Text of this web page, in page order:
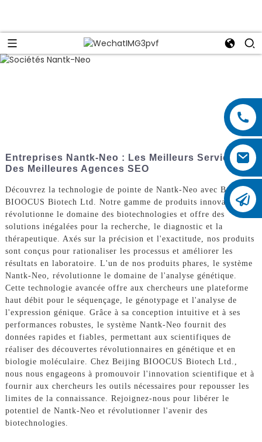
Entreprises Nantk-Neo : Les Meilleurs Services
Des Meilleures Agences SEO
Découvrez la technologie de pointe de Nantk-Neo avec Beijing
BIOOCUS Biotech Ltd. Notre gamme de produits innovants
révolutionne le domaine des biotechnologies et offre des
solutions inégalées pour la recherche, le diagnostic et la
thérapeutique. Axés sur la précision et l'exactitude, nos produits
sont conçus pour rationaliser les processus et améliorer les
résultats en laboratoire. L'un de nos produits phares, le système
Nantk-Neo, révolutionne le domaine de l'analyse génétique.
Cette technologie avancée offre aux chercheurs une plateforme
haut débit pour le séquençage, le génotypage et l'analyse de
l'expression génique. Grâce à sa conception intuitive et à ses
performances robustes, le système Nantk-Neo fournit des
données rapides et fiables, permettant aux scientifiques de
réaliser des découvertes révolutionnaires en génétique et en
biologie moléculaire. Chez Beijing BIOOCUS Biotech Ltd.,
nous nous engageons à promouvoir l'innovation scientifique et à
fournir aux chercheurs les outils nécessaires pour repousser les
limites de la connaissance. Rejoignez-nous pour libérer le
potentiel de Nantk-Neo et révolutionner l'avenir des
biotechnologies.